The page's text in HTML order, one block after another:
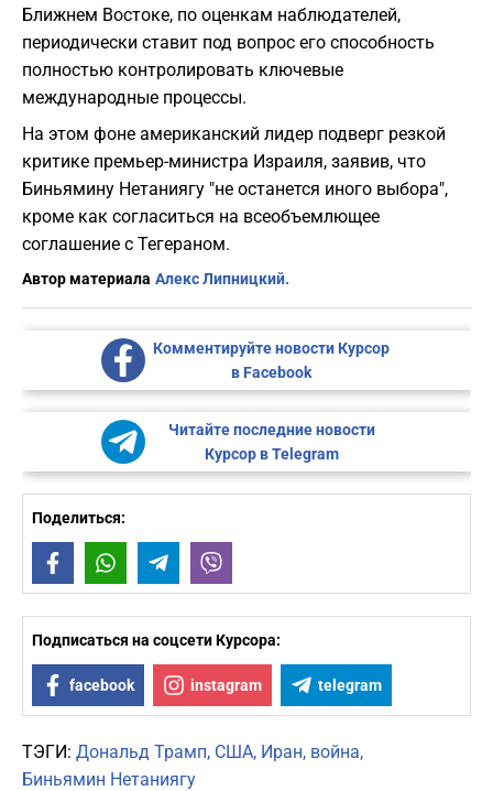
Ближнем Востоке, по оценкам наблюдателей,
периодически ставит под вопрос его способность
полностью контролировать ключевые
международные процессы.
На этом фоне американский лидер подверг резкой
критике премьер-министра Израиля, заявив, что
Биньямину Нетаниягу "не останется иного выбора",
кроме как согласиться на всеобъемлющее
соглашение с Тегераном.
Автор материала Алекс Липницкий.
Комментируйте новости Курсор
в Facebook
Читайте последние новости
Курсор в Telegram
Поделиться:
FacebookWhatsAppTelegram
Подписаться на соцсети Курсора:
facebook instagram telegram
ТЭГИ: Дональд Трамп США Иран война
Биньямин Нетаниягу